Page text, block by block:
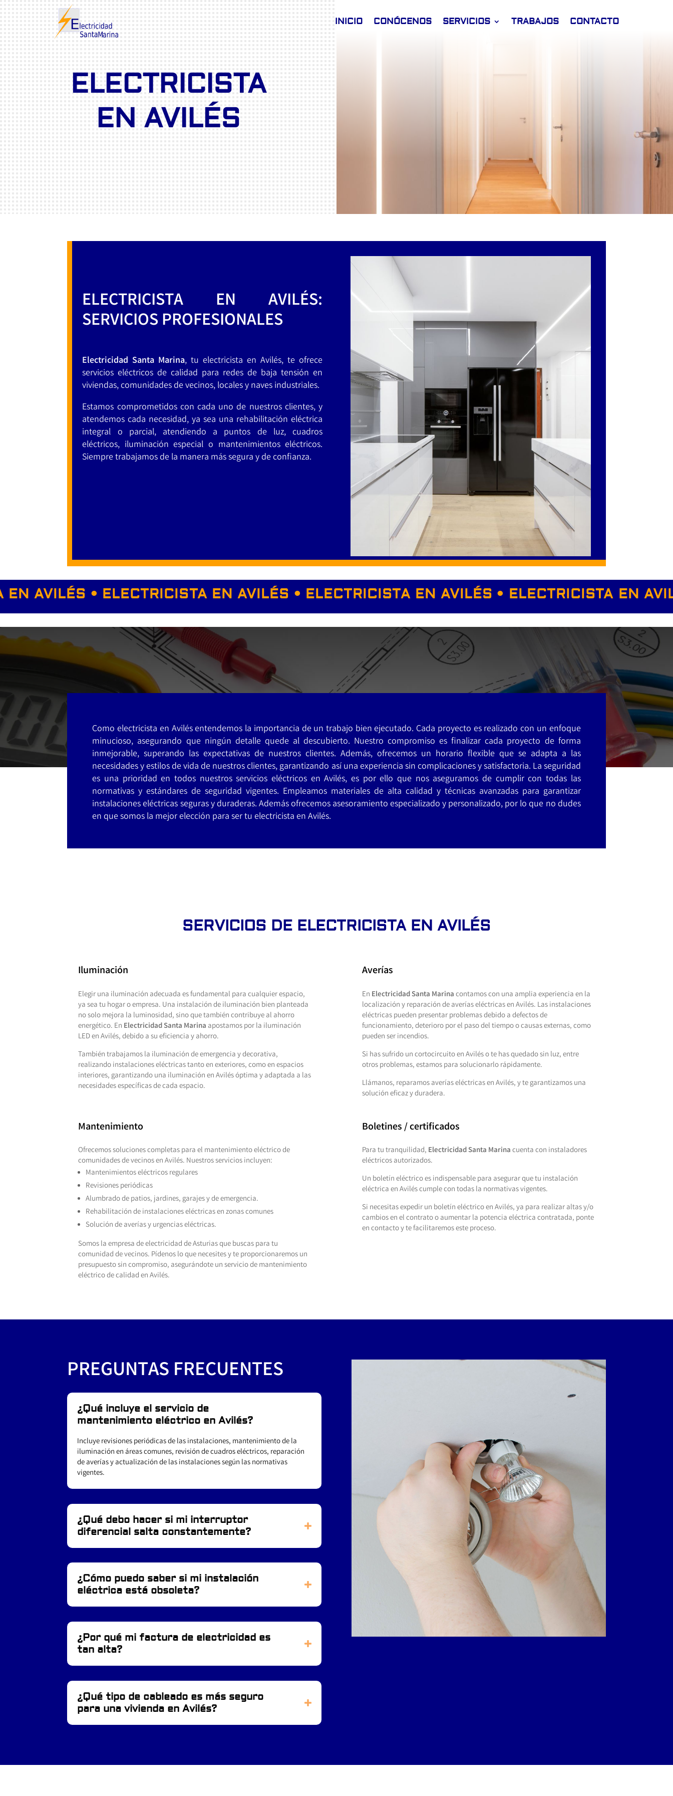
INICIO CONÓCENOS SERVICIOS TRABAJOS CONTACTO
ELECTRICISTA
EN AVILÉS
ELECTRICISTA EN AVILÉS:
SERVICIOS PROFESIONALES
Electricidad Santa Marina, tu electricista en Avilés, te ofrece
servicios eléctricos de calidad para redes de baja tensión en
viviendas, comunidades de vecinos, locales y naves industriales.
Estamos comprometidos con cada uno de nuestros clientes, y
atendemos cada necesidad, ya sea una rehabilitación eléctrica
integral o parcial, atendiendo a puntos de luz, cuadros
eléctricos, iluminación especial o mantenimientos eléctricos.
Siempre trabajamos de la manera más segura y de confianza.
EN AVILÉS • ELECTRICISTA EN AVILÉS • ELECTRICISTA EN AVILÉS • ELECTRICISTA EN
Como electricista en Avilés entendemos la importancia de un trabajo bien ejecutado. Cada proyecto es realizado con un enfoque
minucioso, asegurando que ningún detalle quede al descubierto. Nuestro compromiso es finalizar cada proyecto de forma
inmejorable, superando las expectativas de nuestros clientes. Además, ofrecemos un horario flexible que se adapta a las
necesidades y estilos de vida de nuestros clientes, garantizando así una experiencia sin complicaciones y satisfactoria. La seguridad
es una prioridad en todos nuestros servicios eléctricos en Avilés, es por ello que nos aseguramos de cumplir con todas las
normativas y estándares de seguridad vigentes. Empleamos materiales de alta calidad y técnicas avanzadas para garantizar
instalaciones eléctricas seguras y duraderas. Además ofrecemos asesoramiento especializado y personalizado, por lo que no dudes
en que somos la mejor elección para ser tu electricista en Avilés.
SERVICIOS DE ELECTRICISTA EN AVILÉS
Iluminación
Elegir una iluminación adecuada es fundamental para cualquier espacio,
ya sea tu hogar o empresa. Una instalación de iluminación bien planteada
no solo mejora la luminosidad, sino que también contribuye al ahorro
energético. En Electricidad Santa Marina apostamos por la iluminación
LED en Avilés, debido a su eficiencia y ahorro.
También trabajamos la iluminación de emergencia y decorativa,
realizando instalaciones eléctricas tanto en exteriores, como en espacios
interiores, garantizando una iluminación en Avilés óptima y adaptada a las
necesidades específicas de cada espacio.
Averías
En Electricidad Santa Marinacontamos con una amplia experiencia en la
localización y reparación de averías eléctricas en Avilés. Las instalaciones
eléctricas pueden presentar problemas debido a defectos de
funcionamiento, deterioro por el paso del tiempo o causas externas, como
pueden ser incendios.
Si has sufrido un cortocircuito en Avilés o te has quedado sin luz, entre
otros problemas, estamos para solucionarlo rápidamente.
Llámanos, reparamos averías eléctricas en Avilés, y te garantizamos una
solución eficaz y duradera.
Mantenimiento
Ofrecemos soluciones completas para el mantenimiento eléctrico de
comunidades de vecinos en Avilés. Nuestros servicios incluyen:
Mantenimientos eléctricos regulares
Revisiones periódicas
Alumbrado de patios, jardines, garajes y de emergencia.
Rehabilitación de instalaciones eléctricas en zonas comunes
Solución de averías y urgencias eléctricas.
Somos la empresa de electricidad de Asturias que buscas para tu
comunidad de vecinos. Pídenos lo que necesites y te proporcionaremos un
presupuesto sin compromiso, asegurándote un servicio de mantenimiento
eléctrico de calidad en Avilés.
Boletines / certificados
Para tu tranquilidad, Electricidad Santa Marinacuenta con instaladores
eléctricos autorizados.
Un boletín eléctrico es indispensable para asegurar que tu instalación
eléctrica en Avilés cumple con todas la normativas vigentes.
Si necesitas expedir un boletín eléctrico en Avilés, ya para realizar altas y/o
cambios en el contrato o aumentar la potencia eléctrica contratada, ponte
en contacto y te facilitaremos este proceso.
PREGUNTAS FRECUENTES
¿Qué incluye el servicio de
mantenimiento eléctrico en Avilés?
Incluye revisiones periódicas de las instalaciones, mantenimiento de la
iluminación en áreas comunes, revisión de cuadros eléctricos, reparación
de averías y actualización de las instalaciones según las normativas
vigentes.
¿Qué debo hacer si mi interruptor
diferencial salta constantemente?
¿Cómo puedo saber si mi instalación
eléctrica está obsoleta?
¿Por qué mi factura de electricidad es
tan alta?
¿Qué tipo de cableado es más seguro
para una vivienda en Avilés?